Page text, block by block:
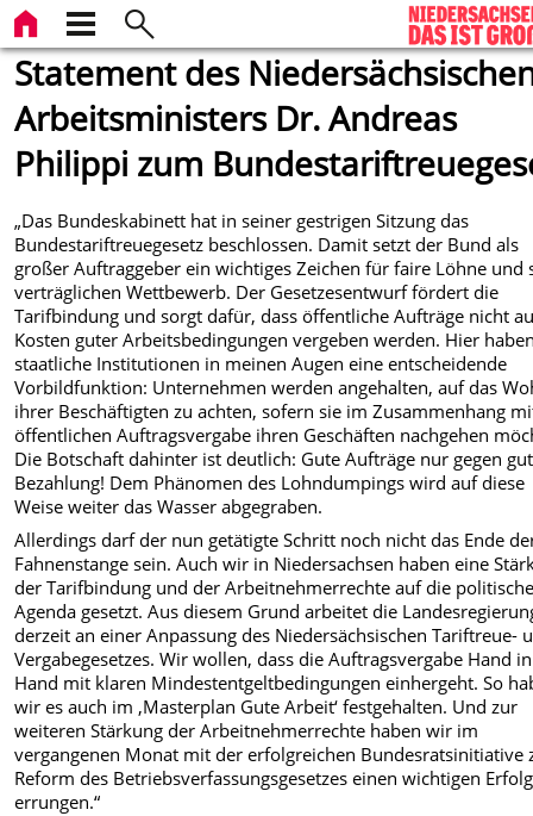
Statement des
Arbeitsministers Dr. Andreas
Philippi zum
„Das Bundeskabinett hat in seiner gestrigen Sitzung das
Bundestariftreuegesetz beschlossen. Damit setzt der Bund als
großer Auftraggeber ein wichtiges Zeichen für faire Löhne und
verträglichen Wettbewerb. Der Gesetzesentwurf fördert die
Tarifbindung und sorgt dafür, dass öffentliche Aufträge nicht
Kosten guter Arbeitsbedingungen vergeben werden. Hier
staatliche Institutionen in meinen Augen eine entscheidende
Vorbildfunktion: Unternehmen werden angehalten, auf das
ihrer Beschäftigten zu achten, sofern sie im Zusammenhang
öffentlichen Auftragsvergabe ihren Geschäften nachgehen
Die Botschaft dahinter ist deutlich: Gute Aufträge nur gegen
Bezahlung! Dem Phänomen des Lohndumpings wird auf diese
Weise weiter das Wasser abgegraben.
Allerdings darf der nun getätigte Schritt noch nicht das Ende
Fahnenstange sein. Auch wir in Niedersachsen haben eine
der Tarifbindung und der Arbeitnehmerrechte auf die
Agenda gesetzt. Aus diesem Grund arbeitet die
derzeit an einer Anpassung des Niedersächsischen Tariftreue-
Vergabegesetzes. Wir wollen, dass die Auftragsvergabe Hand in
Hand mit klaren Mindestentgeltbedingungen einhergeht. So
wir es auch im ‚Masterplan Gute Arbeit‘ festgehalten. Und zur
weiteren Stärkung der Arbeitnehmerrechte haben wir im
vergangenen Monat mit der erfolgreichen Bundesratsinitiative
Reform des Betriebsverfassungsgesetzes einen wichtigen Erfolg
errungen.“